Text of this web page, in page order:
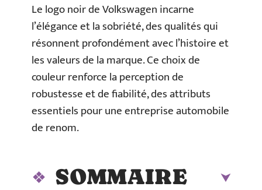
Le logo noir de Volkswagen incarne
l’élégance et la sobriété, des qualités qui
résonnent profondément avec l’histoire et
les valeurs de la marque. Ce choix de
couleur renforce la perception de
robustesse et de fiabilité, des attributs
essentiels pour une entreprise automobile
de renom.
SOMMAIRE